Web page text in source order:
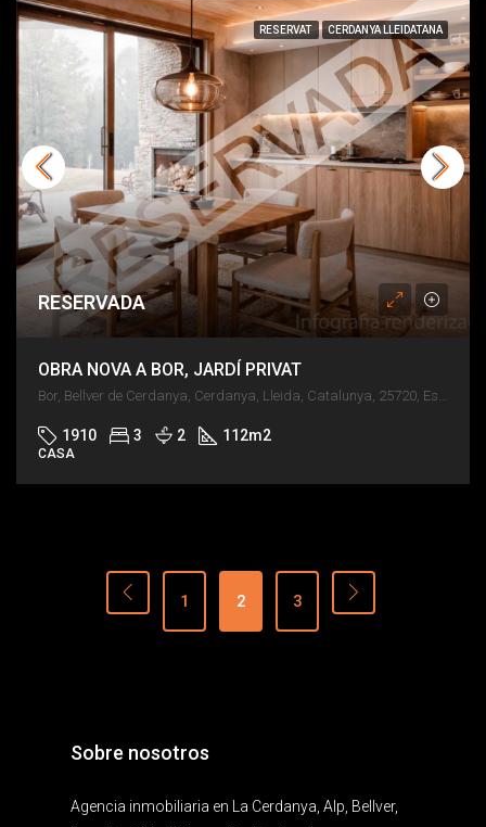
RESERVAT CERDANYA LLEIDATANA
RESERVADA
OBRA NOVA A BOR, JARDÍ PRIVAT
1910 3 2 112m2
CASA
1 2 3
Sobre nosotros
Agencia inmobiliaria en La Cerdanya, Alp, Bellver,